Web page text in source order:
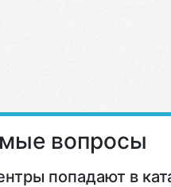
вопросы
попадают в